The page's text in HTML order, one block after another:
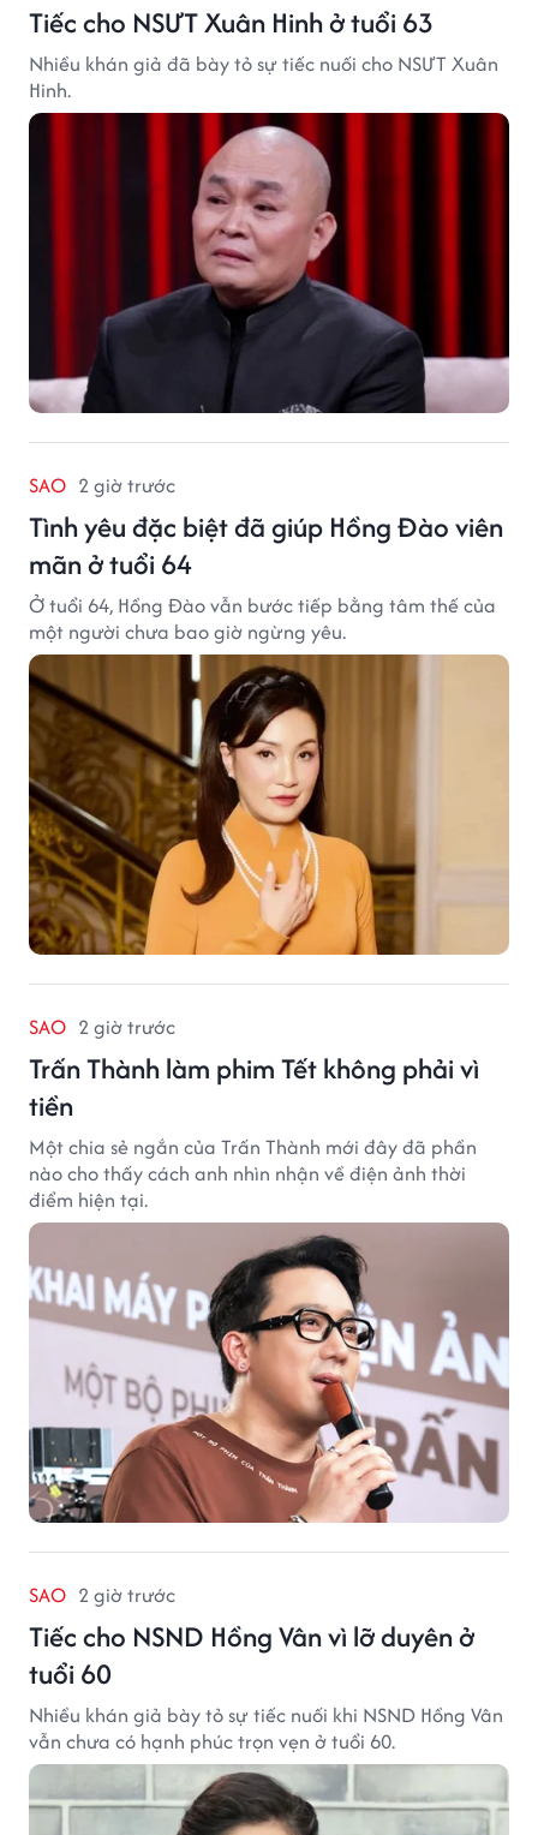
Tiếc cho NSƯT Xuân Hinh ở tuổi 63
Nhiều khán giả đã bày tỏ sự tiếc nuối cho NSƯT Xuân
Hinh.
SAO 2 giờ trước
Tình yêu đặc biệt đã giúp Hồng Đào viên
mãn ở tuổi 64
Ở tuổi 64, Hồng Đào vẫn bước tiếp bằng tâm thế của
một người chưa bao giờ ngừng yêu.
SAO 2 giờ trước
Trấn Thành làm phim Tết không phải vì
tiền
Một chia sẻ ngắn của Trấn Thành mới đây đã phần
nào cho thấy cách anh nhìn nhận về điện ảnh thời
điểm hiện tại.
SAO 2 giờ trước
Tiếc cho NSND Hồng Vân vì lỡ duyên ở
tuổi 60
Nhiều khán giả bày tỏ sự tiếc nuối khi NSND Hồng Vân
vẫn chưa có hạnh phúc trọn vẹn ở tuổi 60.